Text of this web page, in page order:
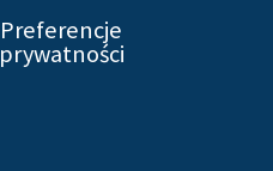
Preferencje
prywatności